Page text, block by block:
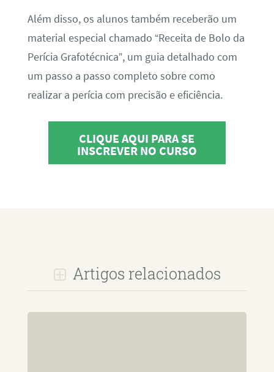
Além disso, os alunos também receberão um
material especial chamado “Receita de Bolo da
Perícia Grafotécnica”, um guia detalhado com
um passo a passo completo sobre como
realizar a perícia com precisão e eficiência.
CLIQUE AQUI PARA SE
INSCREVER NO CURSO
Artigos relacionados